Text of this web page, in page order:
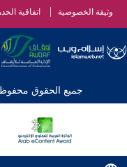
وثيقة الخصوصية اتفاقية
جميع الحقوق محفوظة © 2026 - 1998 لشبكة